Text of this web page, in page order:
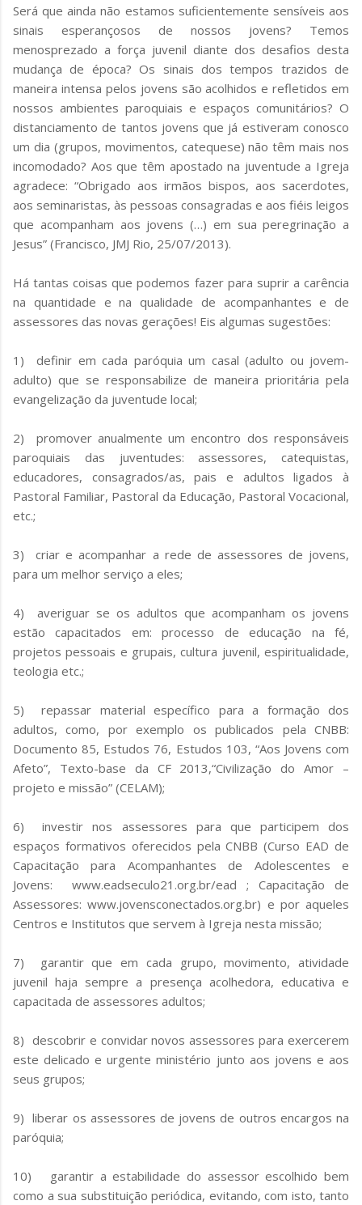
Será que ainda não estamos suficientemente sensíveis aos
sinais esperançosos de nossos jovens? Temos
menosprezado a força juvenil diante dos desafios desta
mudança de época? Os sinais dos tempos trazidos de
maneira intensa pelos jovens são acolhidos e refletidos em
nossos ambientes paroquiais e espaços comunitários? O
distanciamento de tantos jovens que já estiveram conosco
um dia (grupos, movimentos, catequese) não têm mais nos
incomodado? Aos que têm apostado na juventude a Igreja
agradece: “Obrigado aos irmãos bispos, aos sacerdotes,
aos seminaristas, às pessoas consagradas e aos fiéis leigos
que acompanham aos jovens (…) em sua peregrinação a
Jesus” (Francisco, JMJ Rio, 25/07/2013).
Há tantas coisas que podemos fazer para suprir a carência
na quantidade e na qualidade de acompanhantes e de
assessores das novas gerações! Eis algumas sugestões:
1) definir em cada paróquia um casal (adulto ou jovem-
adulto) que se responsabilize de maneira prioritária pela
evangelização da juventude local;
2) promover anualmente um encontro dos responsáveis
paroquiais das juventudes: assessores, catequistas,
educadores, consagrados/as, pais e adultos ligados à
Pastoral Familiar, Pastoral da Educação, Pastoral Vocacional,
etc.;
3) criar e acompanhar a rede de assessores de jovens,
para um melhor serviço a eles;
4) averiguar se os adultos que acompanham os jovens
estão capacitados em: processo de educação na fé,
projetos pessoais e grupais, cultura juvenil, espiritualidade,
teologia etc.;
5) repassar material específico para a formação dos
adultos, como, por exemplo os publicados pela CNBB:
Documento 85, Estudos 76, Estudos 103, “Aos Jovens com
Afeto”, Texto-base da CF 2013,“Civilização do Amor –
projeto e missão” (CELAM);
6) investir nos assessores para que participem dos
espaços formativos oferecidos pela CNBB (Curso EAD de
Capacitação para Acompanhantes de Adolescentes e
Jovens: www.eadseculo21.org.br/ead ; Capacitação de
Assessores: www.jovensconectados.org.br) e por aqueles
Centros e Institutos que servem à Igreja nesta missão;
7) garantir que em cada grupo, movimento, atividade
juvenil haja sempre a presença acolhedora, educativa e
capacitada de assessores adultos;
8) descobrir e convidar novos assessores para exercerem
este delicado e urgente ministério junto aos jovens e aos
seus grupos;
9) liberar os assessores de jovens de outros encargos na
paróquia;
10) garantir a estabilidade do assessor escolhido bem
como a sua substituição periódica, evitando, com isto, tanto